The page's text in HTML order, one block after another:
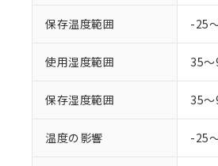
保存温度範囲 -25
使用湿度範囲 35
保存湿度範囲 35
温度の影響 -25